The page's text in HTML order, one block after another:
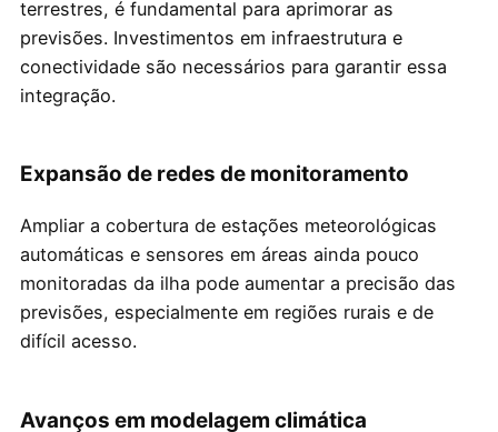
terrestres, é fundamental para aprimorar as
previsões. Investimentos em infraestrutura e
conectividade são necessários para garantir essa
integração.
Expansão de redes de monitoramento
Ampliar a cobertura de estações meteorológicas
automáticas e sensores em áreas ainda pouco
monitoradas da ilha pode aumentar a precisão das
previsões, especialmente em regiões rurais e de
difícil acesso.
Avanços em modelagem climática